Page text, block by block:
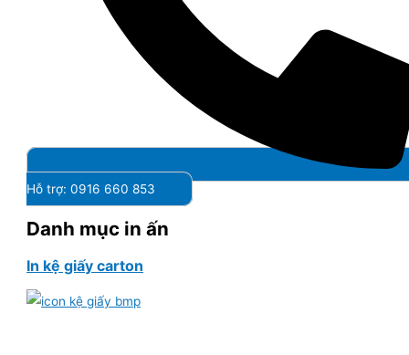
Hỗ trợ: 0916 660 853
Danh mục in ấn
In kệ giấy carton